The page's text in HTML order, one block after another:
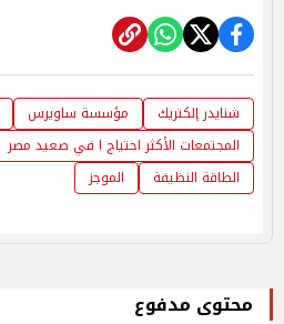
شنايدر إلكتريك مؤسسة ساويرس
المجتمعات الأكثر احتياج ا في صعيد مصر
الطاقة النظيفة
الموجز
محتوى مدفوع